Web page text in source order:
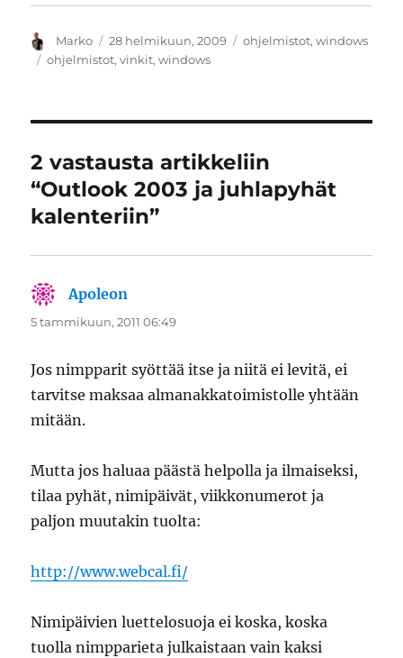
Kirjoittaja
Marko Julkaistu
28 helmikuun, 2009 Kategoriat
ohjelmistot,windows
Avainsanat
ohjelmistot,vinkit,windows
2 vastausta artikkeliin
“Outlook 2003 ja juhlapyhät
kalenteriin”
Apoleon
5 tammikuun, 2011 06:49
Jos nimpparit syöttää itse ja niitä ei levitä, ei
tarvitse maksaa almanakkatoimistolle yhtään
mitään.
Mutta jos haluaa päästä helpolla ja ilmaiseksi,
tilaa pyhät, nimipäivät, viikkonumerot ja
paljon muutakin tuolta:
http://www.webcal.fi/
Nimipäivien luettelosuoja ei koska, koska
tuolla nimpparieta julkaistaan vain kaksi